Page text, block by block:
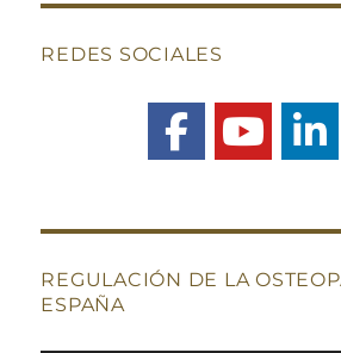
REDES SOCIALES
REGULACIÓN DE LA
ESPAÑA